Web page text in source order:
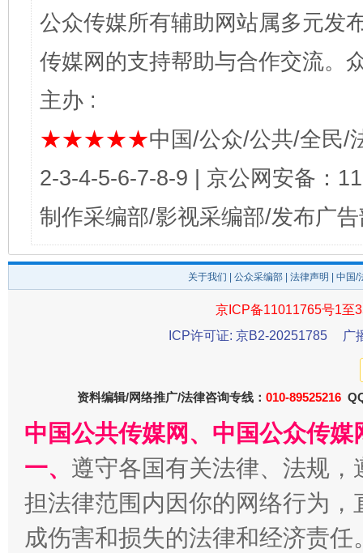
公众传媒所有辅助网站属多元发
传媒网的支持帮助与合作交流。
主办 :
★★★★★中国/公众/公共/全民/
2-3-4-5-6-7-8-9 | 京公网安备：
制作采编部/影视采编部/发布广
关于我们 公众采编部 法律声明 | 中国
京ICP备11011765号1至
ICP许可证: 京B2-20251785
广
资料编辑/网络推广/法律咨询专线： 010-89525216
中国公共传媒网、中国公众传
一、 遵守各国有关法律、法规
担法律范围内因你的网络行为
成伤害和损失的法律和经济责